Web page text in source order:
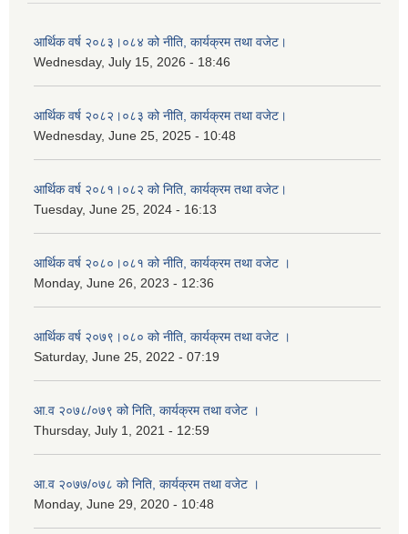
आर्थिक वर्ष २०८३।०८४ को नीति, कार्यक्रम तथा वजेट।
Wednesday, July 15, 2026 - 18:46
आर्थिक वर्ष २०८२।०८३ को नीति, कार्यक्रम तथा वजेट।
Wednesday, June 25, 2025 - 10:48
आर्थिक वर्ष २०८१।०८२ को निति, कार्यक्रम तथा वजेट।
Tuesday, June 25, 2024 - 16:13
आर्थिक वर्ष २०८०।०८१ को नीति, कार्यक्रम तथा वजेट ।
Monday, June 26, 2023 - 12:36
आर्थिक वर्ष २०७९।०८० को नीति, कार्यक्रम तथा वजेट ।
Saturday, June 25, 2022 - 07:19
आ.व २०७८/०७९ को निति, कार्यक्रम तथा वजेट ।
Thursday, July 1, 2021 - 12:59
आ.व २०७७/०७८ को निति, कार्यक्रम तथा वजेट ।
Monday, June 29, 2020 - 10:48